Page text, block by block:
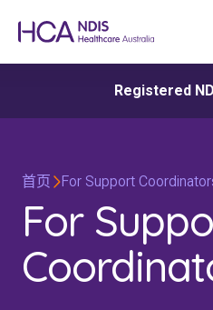
Registered
首页 For Support
For